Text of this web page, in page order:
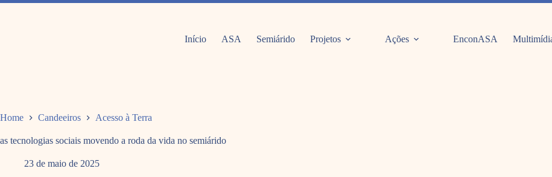
Pular
Início ASA Semiárido Projetos Ações EnconASA
Home Candeeiros Acesso à Terra
as tecnologias sociais movendo a roda da vida no semiárido
23 de maio de 2025